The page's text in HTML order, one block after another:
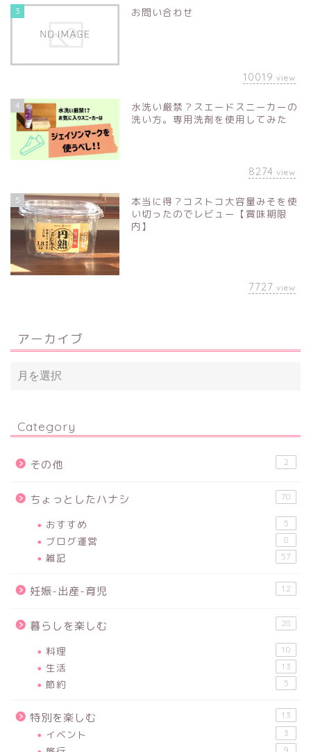
3 お問い合わせ
10019 view
4
水洗い厳禁？スエードスニーカーの
洗い方。専用洗剤を使用してみた
8274 view
5
本当に得？コストコ大容量みそを使
い切ったのでレビュー【賞味期限
内】
7727 view
アーカイブ
Category
その他 2
ちょっとしたハナシ 70
おすすめ 5
ブログ運営 8
雑記 57
妊娠-出産-育児 12
暮らしを楽しむ 28
料理 10
生活 13
節約 5
特別を楽しむ 13
イベント 3
9